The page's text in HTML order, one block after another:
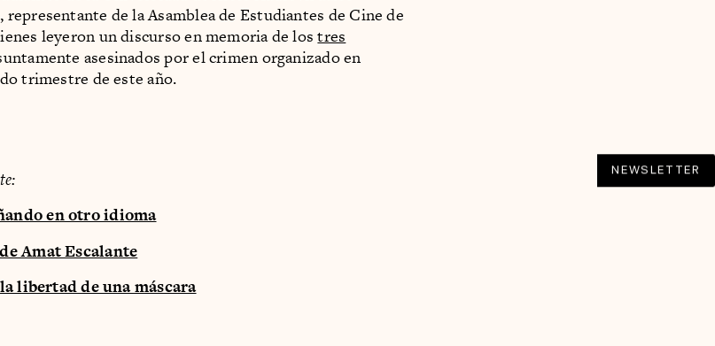
representante de la Asamblea de Estudiantes de Cine de
leyeron un discurso en memoria de lostres
asesinados por el crimen organizado en
trimestre de este año.
en otro idioma
Amat Escalante
libertad de una máscara
NEWSLETTER